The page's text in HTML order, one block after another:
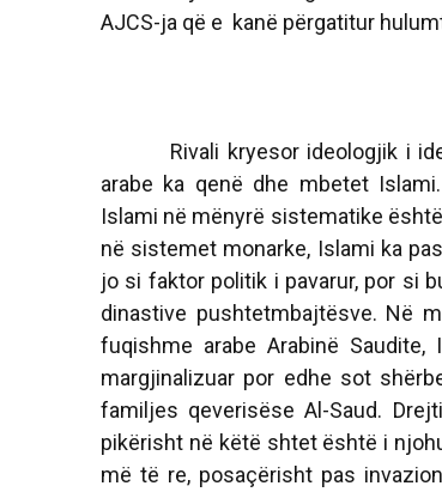
AJCS-ja që e kanë përgatitur
Rivali kryesor ideologjik i
arabe ka qenë dhe mbetet
Islami në mënyrë sistematike
në sistemet monarke, Islami ka
jo si faktor politik i pavarur, por si
dinastive pushtetmbajtësve. Në
fuqishme arabe Arabinë
margjinalizuar por edhe sot
familjes qeverisëse Al-Saud.
pikërisht në këtë shtet është i
më të re, posaçërisht pas